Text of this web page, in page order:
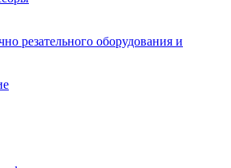
резательного оборудования и